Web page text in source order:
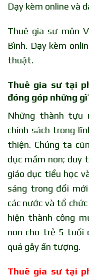
Dạy kèm online và
Thuê gia sư môn
Bình. Dạy kèm
thuật.
Thuê gia sư tại
đóng góp những
Những thành tựu
chính sách trong
thiện. Chúng ta
dục mầm non; duy
giáo dục tiểu học
sáng trong đổi
các nước và tổ
hiện thành công
non cho trẻ 5 tuổi
quả gây ấn tượng.
Thuê gia sư tại